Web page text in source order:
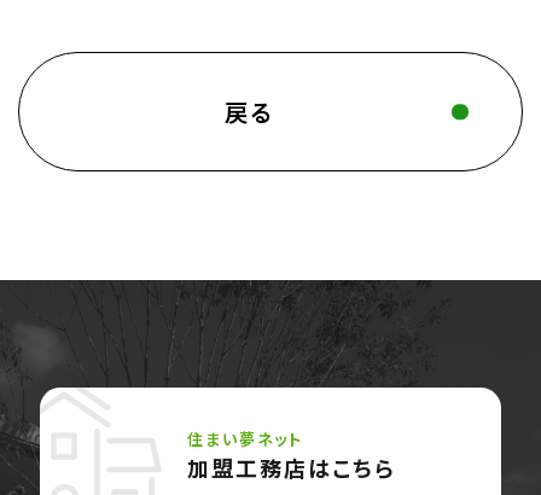
戻る
住まい夢ネット
加盟工務店はこちら